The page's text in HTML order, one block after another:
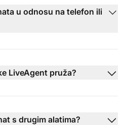
u odnosu na telefon ili
LiveAgent pruža?
s drugim alatima?